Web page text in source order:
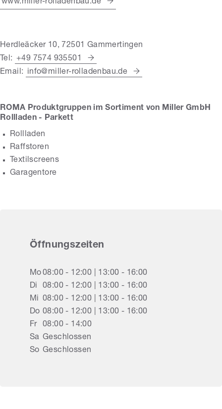
www.miller-rolladenbau.de
Herdleäcker 10, 72501 Gammertingen
Tel: +49 7574 935501
Email:
info@miller-rolladenbau.de
ROMA Produktgruppen im Sortiment von Miller GmbH
Rollladen - Parkett
Rollladen
Raffstoren
Textilscreens
Garagentore
Öffnungszeiten
Mo08:00 - 12:00 | 13:00 - 16:00
Di
08:00 - 12:00 | 13:00 - 16:00
Mi 08:00 - 12:00 | 13:00 - 16:00
Do 08:00 - 12:00 | 13:00 - 16:00
Fr
08:00 - 14:00
Sa Geschlossen
So Geschlossen